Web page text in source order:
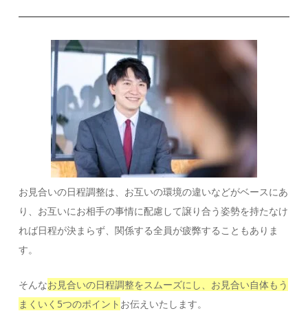
お見合いの日程調整は、お互いの環境の違いなどがベースにあ
り、お互いにお相手の事情に配慮して譲り合う姿勢を持たなけ
れば日程が決まらず、関係する全員が疲弊することもありま
す。
そんなお見合いの日程調整をスムーズにし、お見合い自体もう
まくいく5つのポイント お伝えいたします。